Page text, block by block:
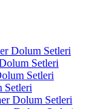
Dolum Setleri
Setleri
Setleri
Setleri
Dolum Setleri